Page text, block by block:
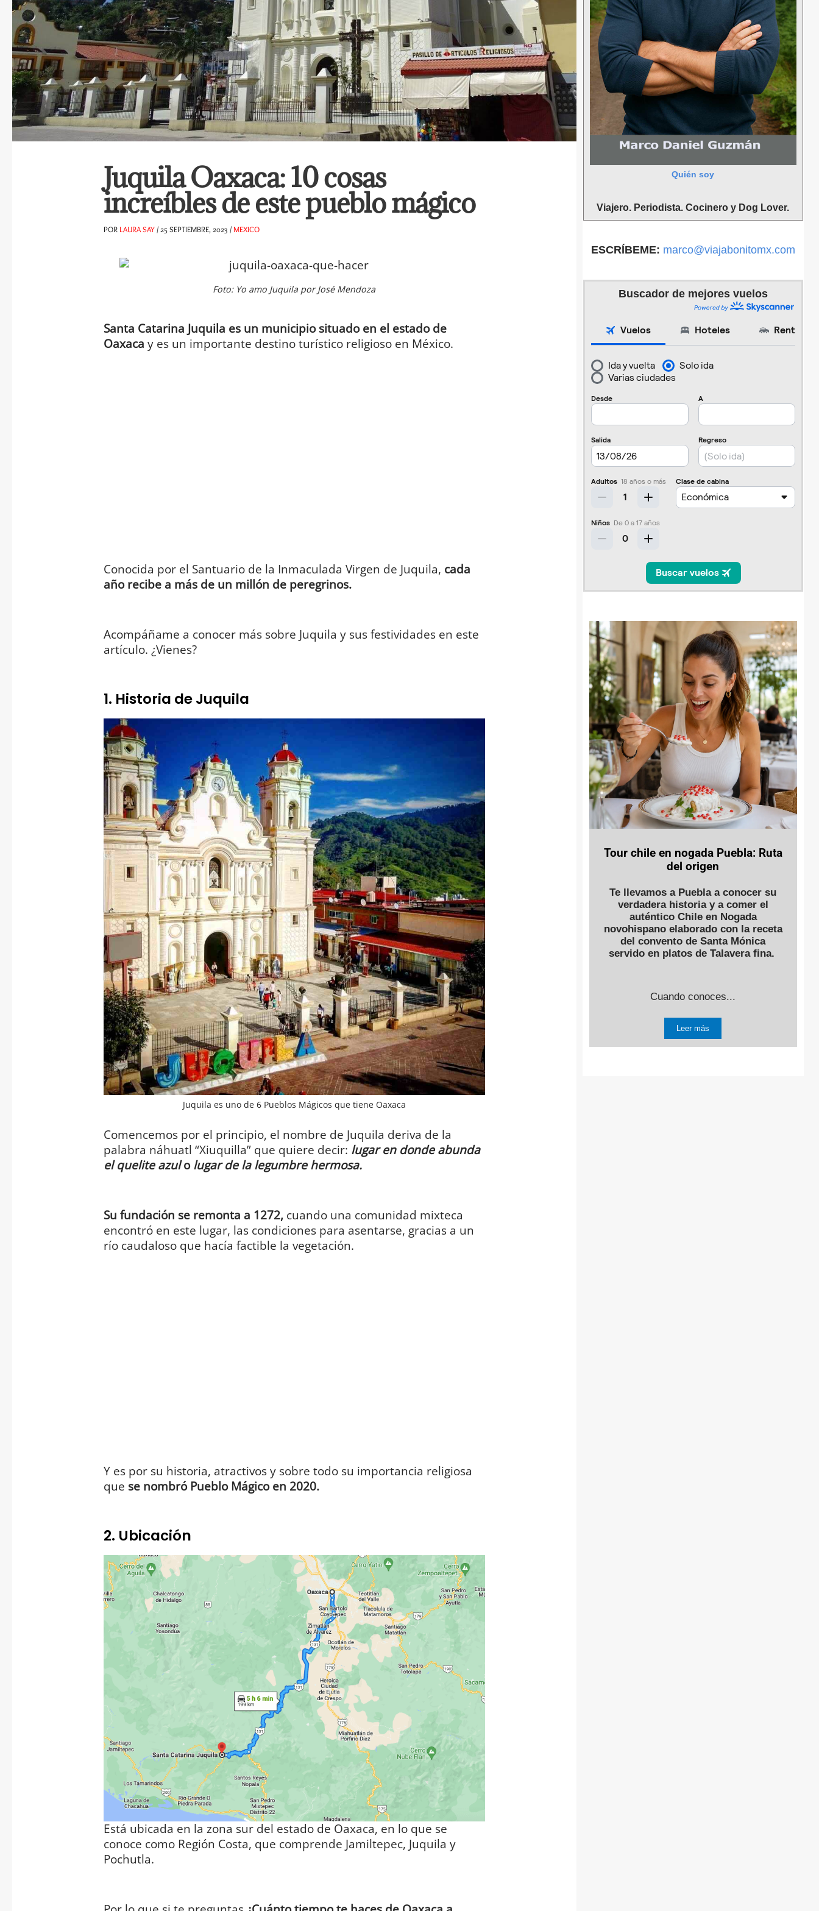
Juquila Oaxaca: 10 cosas
increíbles de este pueblo mágico
POR LAURA SAY / 25 SEPTIEMBRE, 2023 / MEXICO
Foto: Yo amo Juquila por José Mendoza
Santa Catarina Juquila es un municipio situado en el estado de
Oaxaca y es un importante destino turístico religioso en México.
Conocida por el Santuario de la Inmaculada Virgen de Juquila, cada
año recibe a más de un millón de peregrinos.
Acompáñame a conocer más sobre Juquila y sus festividades en este
artículo. ¿Vienes?
1. Historia de Juquila
Juquila es uno de 6 Pueblos Mágicos que tiene Oaxaca
Comencemos por el principio, el nombre de Juquila deriva de la
palabra náhuatl “Xiuquilla” que quiere decir: lugar en donde abunda
el quelite azulolugar de la legumbre hermosa.
Su fundación se remonta a 1272, cuando una comunidad mixteca
encontró en este lugar, las condiciones para asentarse, gracias a un
río caudaloso que hacía factible la vegetación.
Y es por su historia, atractivos y sobre todo su importancia religiosa
que se nombró Pueblo Mágico en 2020.
2. Ubicación
Está ubicada en la zona sur del estado de Oaxaca, en lo que se
conoce como Región Costa, que comprende Jamiltepec, Juquila y
Pochutla.
Quién soy
Viajero. Periodista. Cocinero y Dog Lover.
ESCRÍBEME: marco@viajabonitomx.com
Buscador de mejores vuelos
Tour chile en nogada Puebla: Ruta
del origen
Te llevamos a Puebla a conocer su
verdadera historia y a comer el
auténtico Chile en Nogada
novohispano elaborado con la receta
del convento de Santa Mónica
servido en platos de Talavera fina.
Cuando conoces...
Leer más